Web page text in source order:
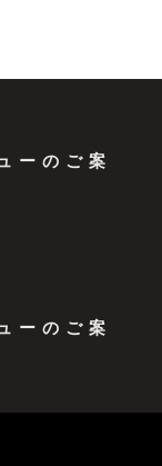
ーのご案
ーのご案